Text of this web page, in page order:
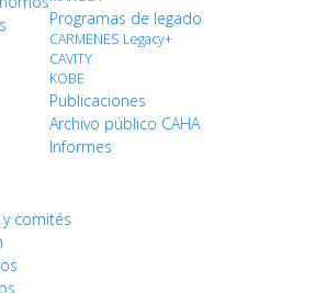
Programas de legado
CARMENES Legacy+
CAVITY
KOBE
Publicaciones
Archivo público CAHA
Informes
comités